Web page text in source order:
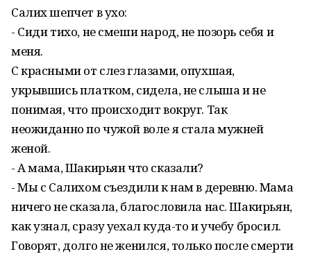
Салих шепчет в ухо:
- Сиди тихо, не смеши народ, не позорь себя и
меня.
С красными от слез глазами, опухшая,
укрывшись платком, сидела, не слыша и не
понимая, что происходит вокруг. Так
неожиданно по чужой воле я стала мужней
женой.
- А мама, Шакирьян что сказали?
- Мы с Салихом съездили к нам в деревню. Мама
ничего не сказала, благословила нас. Шакирьян,
как узнал, сразу уехал куда-то и учебу бросил.
Говорят, долго не женился, только после смерти